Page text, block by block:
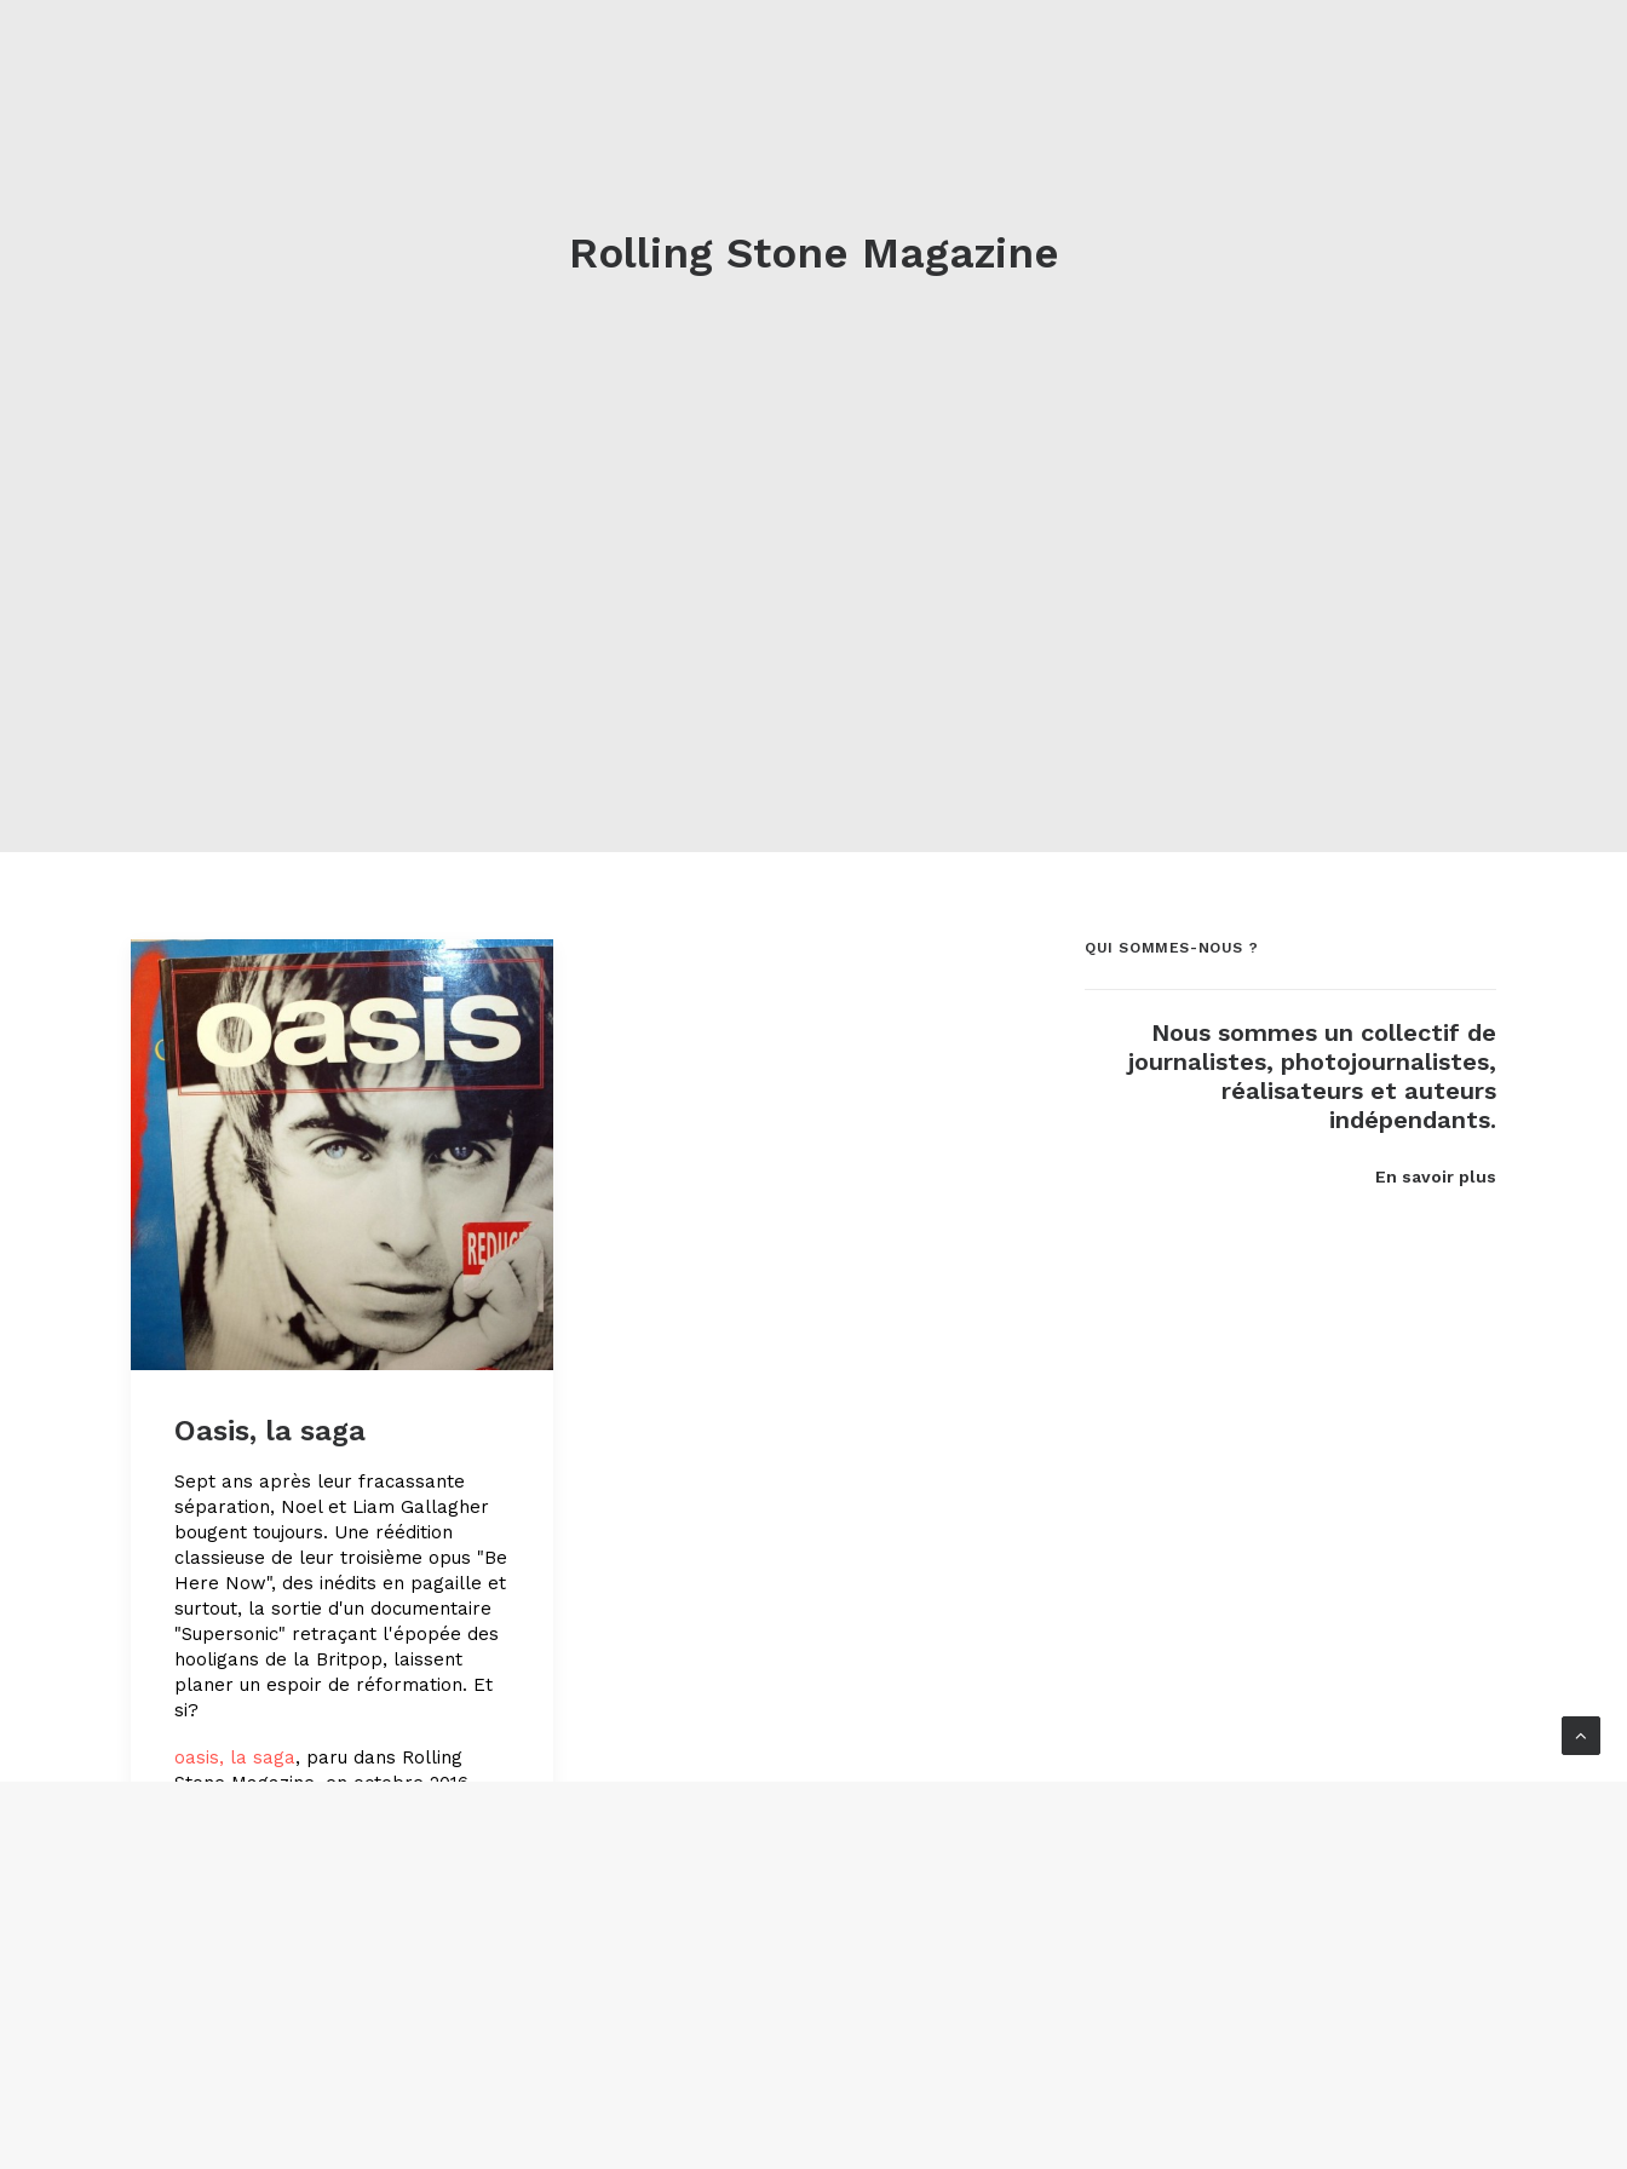
Rolling Stone Magazine
Oasis, la saga
Sept ans après leur fracassante
séparation, Noel et Liam Gallagher
bougent toujours. Une réédition
classieuse de leur troisième opus "Be
Here Now", des inédits en pagaille et
surtout, la sortie d'un documentaire
"Supersonic" retraçant l'épopée des
hooligans de la Britpop, laissent
planer un espoir de réformation. Et
si?
oasis, la saga, paru dans Rolling
Stone Magazine, en octobre 2016
QUI SOMMES-NOUS ?
Nous sommes un collectif de
journalistes, photojournalistes,
réalisateurs et auteurs
indépendants.
En savoir plus